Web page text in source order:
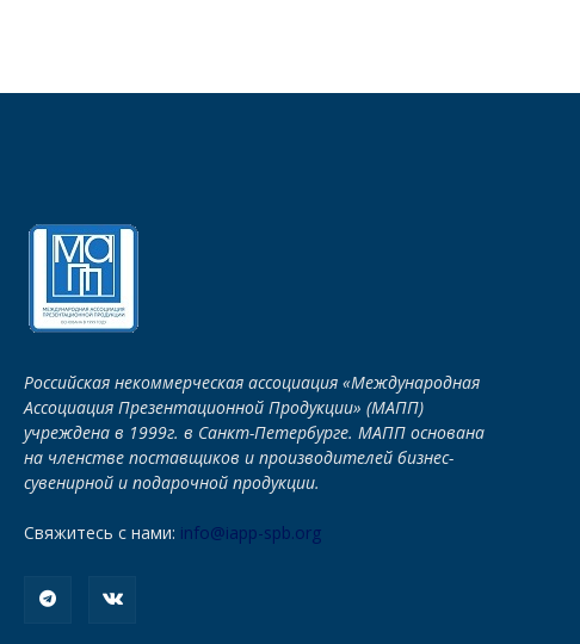
Российская некоммерческая ассоциация «Международная
Ассоциация Презентационной Продукции» (МАПП)
учреждена в 1999г. в Санкт-Петербурге. МАПП основана
на членстве поставщиков и производителей бизнес-
сувенирной и подарочной продукции.
Свяжитесь с нами: info@iapp-spb.org